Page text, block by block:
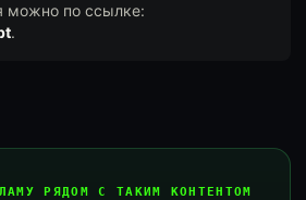
можно по ссылке:
.
РЯДОМ С ТАКИМ КОНТЕНТОМ